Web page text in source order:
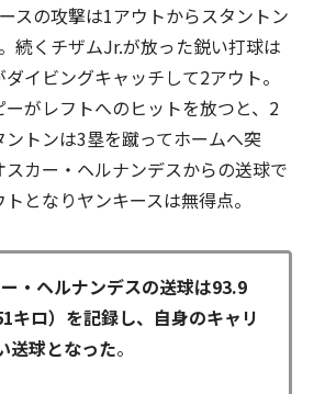
スの攻撃は1アウトからスタントン
続くチザムJr.が放った鋭い打球は
イビングキャッチして2アウト。
がレフトへのヒットを放つと、2
トンは3塁を蹴ってホームへ突
スカー・ヘルナンデスからの送球で
となりヤンキースは無得点。
・ヘルナンデスの送球は93.9
キロ）を記録し、自身のキャリ
送球となった。